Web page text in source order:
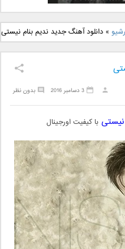
دانلود آهنگ جدید علی
یاسینی بنام دورترین نزدیک
»دانلود آهنگ جدید ندیم بنام نیستی
بدون نظر 3 دسامبر 2016
نیستی با کیفیت اورجینال